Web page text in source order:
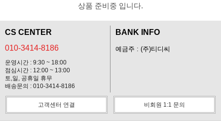
상품 준비중 입니다.
CS CENTER
010-3414-8186
운영시간 : 9:30 ~ 18:00
점심시간 : 12:00 ~ 13:00
토,일, 공휴일 휴무
배송문의 : 010-3414-8186
BANK INFO
예금주 : (주)티디씨
고객센터 연결 비회원 1:1 문의